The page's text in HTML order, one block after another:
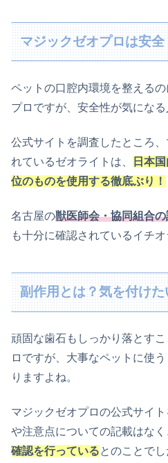
マジックゼオプロは安全
ペットの口腔内環境を整える
プロですが、安全性が気になる
公式サイトを調査したところ
れているゼオライトは、
日本
位のものを使用する徹底ぶり！
名古屋の獣医師会・協同組合
も十分に確認されているイチオ
副作用とは？気を付けた
頑固な歯石もしっかり落とす
ロですが、大事なペットに使
りますよね。
マジックゼオプロの公式サイ
や注意点についての記載はなく
確認を行っているとのことでし